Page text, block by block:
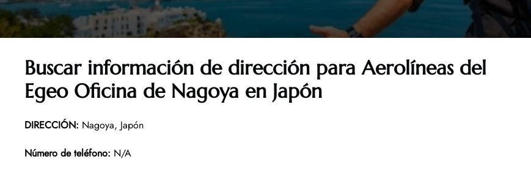
Buscar información de dirección para Aerolíneas del
Egeo Oficina de Nagoya en Japón
DIRECCIÓN: Nagoya, Japón
Número de teléfono: N/A